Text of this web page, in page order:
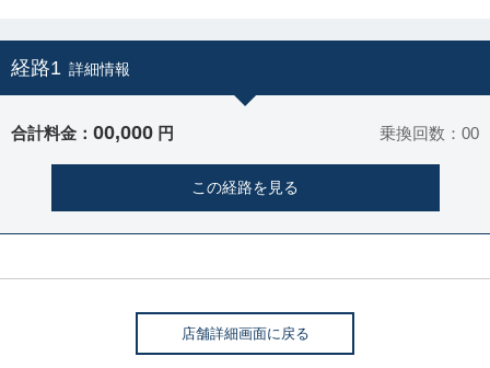
経路1 詳細情報
合計料金： 00,000 円 乗換回数：00
この経路を見る
店舗詳細画面に戻る